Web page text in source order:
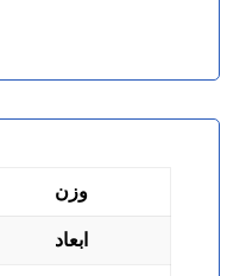
وزن
ابعاد